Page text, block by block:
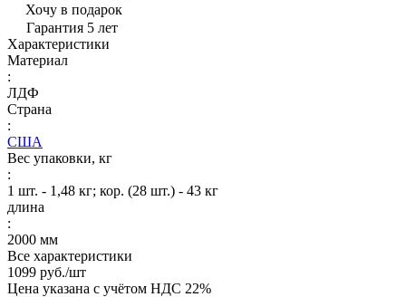
Хочу в подарок
Гарантия 5 лет
Характеристики
Материал
:
ЛДФ
Страна
:
США
Вес упаковки, кг
:
1 шт. - 1,48 кг; кор. (28 шт.) - 43 кг
длина
:
2000 мм
Все характеристики
1099 руб./шт
Цена указана с учётом НДС 22%